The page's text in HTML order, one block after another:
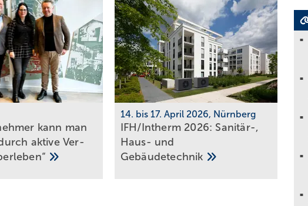
kann man
ak­ti­ve Ver­
14. bis 17. April 2026, Nürnberg
IFH/Intherm 2026: Sanitär-,
Haus- und
Ge­bäu­de­tech­nik